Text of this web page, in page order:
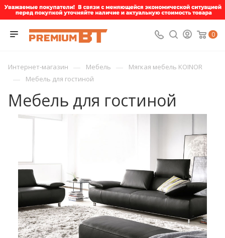
0
Интернет-магазин — Мебель — Мягкая мебель KOINOR
— Мебель для гостиной
Мебель для гостиной